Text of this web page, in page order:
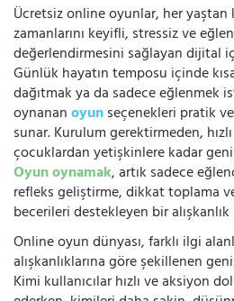
Ücretsiz online oyunlar, her yaştan
zamanlarını keyifli, stressiz ve
değerlendirmesini sağlayan dijital
Günlük hayatın temposu içinde
dağıtmak ya da sadece eğlenmek
oynananoyunseçenekleri pratik
sunar. Kurulum gerektirmeden,
çocuklardan yetişkinlere kadar
Oyun oynamak, artık sadece
refleks geliştirme, dikkat toplama
becerileri destekleyen bir
Online oyun dünyası, farklı ilgi
alışkanlıklarına göre şekillenen
Kimi kullanıcılar hızlı ve aksiyon